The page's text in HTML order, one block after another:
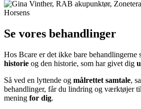
Se vores behandlinger
Hos Bcare er det ikke bare behandlingerne
historie og den historie, som har givet dig
Så ved en lyttende og målrettet samtale,
behandlinger, får du lindring og værktøjer
mening for dig.